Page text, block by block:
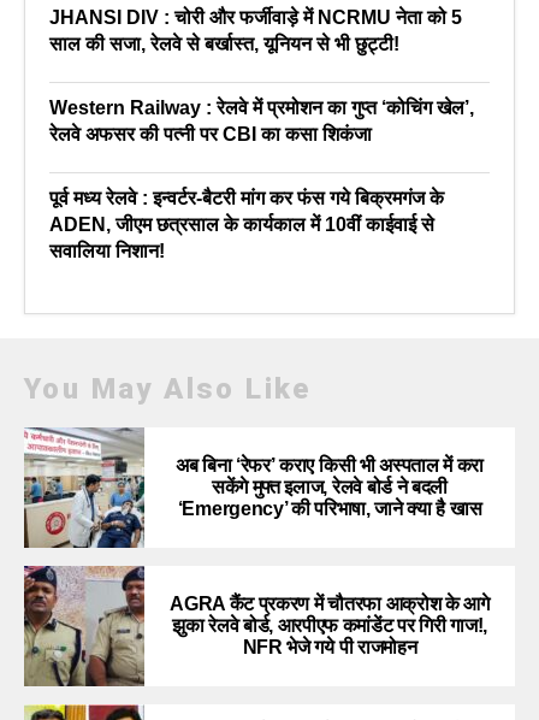
JHANSI DIV : चोरी और फर्जीवाड़े में NCRMU नेता को 5
साल की सजा, रेलवे से बर्खास्त, यूनियन से भी छुट्टी!
Western Railway : रेलवे में प्रमोशन का गुप्त ‘कोचिंग खेल’,
रेलवे अफसर की पत्नी पर CBI का कसा शिकंजा
पूर्व मध्य रेलवे : इन्वर्टर-बैटरी मांग कर फंस गये बिक्रमगंज के
ADEN, जीएम छत्रसाल के कार्यकाल में 10वीं काईवाई से
सवालिया निशान!
You May Also Like
अब बिना ‘रेफर’ कराए किसी भी अस्पताल में करा
सकेंगे मुफ्त इलाज, रेलवे बोर्ड ने बदली
‘Emergency’ की परिभाषा, जाने क्या है खास
AGRA कैंट प्रकरण में चौतरफा आक्रोश के आगे
झुका रेलवे बोर्ड, आरपीएफ कमांडेंट पर गिरी गाज!,
NFR भेजे गये पी राजमोहन